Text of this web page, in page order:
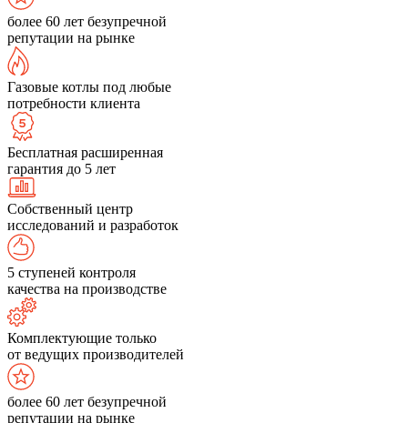
более 60 лет безупречной
репутации на рынке
Газовые котлы под любые
потребности клиента
Бесплатная расширенная
гарантия до 5 лет
Собственный центр
исследований и разработок
5 ступеней контроля
качества на производстве
Комплектующие только
от ведущих производителей
более 60 лет безупречной
репутации на рынке